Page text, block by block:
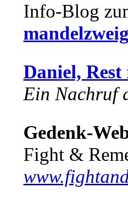
Info-Blog
Daniel,
Ein Nachruf
Gedenk-
Fight &